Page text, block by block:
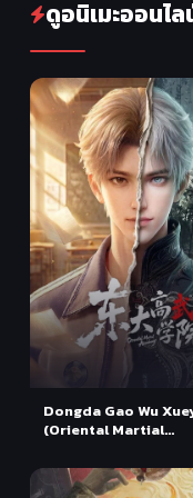
ดูอนิเมะออนไล
Dongda Gao Wu
(Oriental Martial
ตอนที่ 1-2 ซับไทย